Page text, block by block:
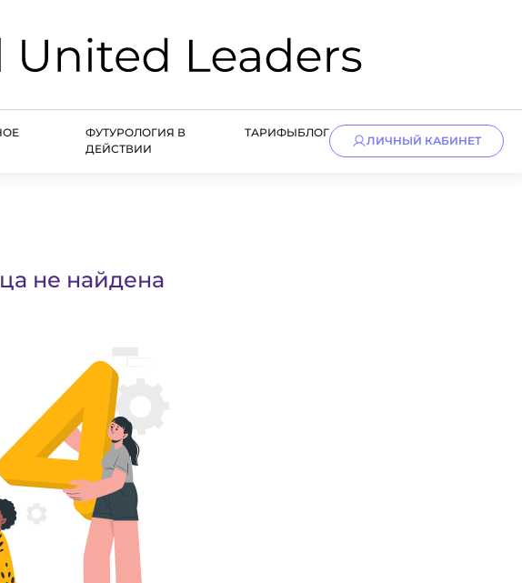
ФУТУРОЛОГИЯ В
ДЕЙСТВИИ
ТАРИФЫБЛОГ
ЛИЧНЫЙ КАБИНЕТ
не найдена